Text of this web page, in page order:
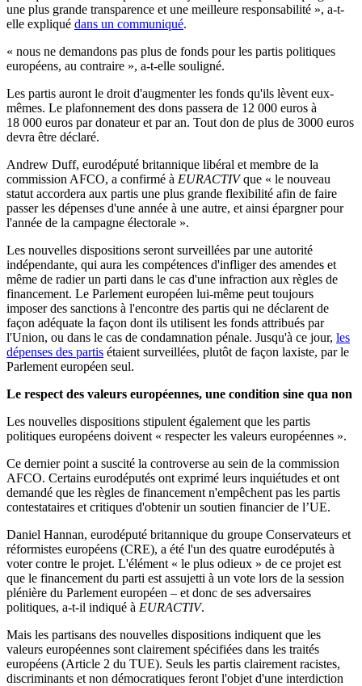
une plus grande transparence et une meilleure responsabilité », a-t-
elle expliqué dans un communiqué.
« nous ne demandons pas plus de fonds pour les partis politiques
européens, au contraire », a-t-elle souligné.
Les partis auront le droit d'augmenter les fonds qu'ils lèvent eux-
mêmes. Le plafonnement des dons passera de 12 000 euros à
18 000 euros par donateur et par an. Tout don de plus de 3000 euros
devra être déclaré.
Andrew Duff, eurodéputé britannique libéral et membre de la
commission AFCO, a confirmé à EURACTIVque « le nouveau
statut accordera aux partis une plus grande flexibilité afin de faire
passer les dépenses d'une année à une autre, et ainsi épargner pour
l'année de la campagne électorale ».
Les nouvelles dispositions seront surveillées par une autorité
indépendante, qui aura les compétences d'infliger des amendes et
même de radier un parti dans le cas d'une infraction aux règles de
financement. Le Parlement européen lui-même peut toujours
imposer des sanctions à l'encontre des partis qui ne déclarent de
façon adéquate la façon dont ils utilisent les fonds attribués par
l'Union, ou dans le cas de condamnation pénale. Jusqu'à ce jour, les
dépenses des partis étaient surveillées, plutôt de façon laxiste, par le
Parlement européen seul.
Le respect des valeurs européennes, une condition sine qua non
Les nouvelles dispositions stipulent également que les partis
politiques européens doivent « respecter les valeurs européennes ».
Ce dernier point a suscité la controverse au sein de la commission
AFCO. Certains eurodéputés ont exprimé leurs inquiétudes et ont
demandé que les règles de financement n'empêchent pas les partis
contestataires et critiques d'obtenir un soutien financier de l’UE.
Daniel Hannan, eurodéputé britannique du groupe Conservateurs et
réformistes européens (CRE), a été l'un des quatre eurodéputés à
voter contre le projet. L'élément « le plus odieux » de ce projet est
que le financement du parti est assujetti à un vote lors de la session
plénière du Parlement européen – et donc de ses adversaires
politiques, a-t-il indiqué à EURACTIV.
Mais les partisans des nouvelles dispositions indiquent que les
valeurs européennes sont clairement spécifiées dans les traités
européens (Article 2 du TUE). Seuls les partis clairement racistes,
discriminants et non démocratiques feront l'objet d'une interdiction